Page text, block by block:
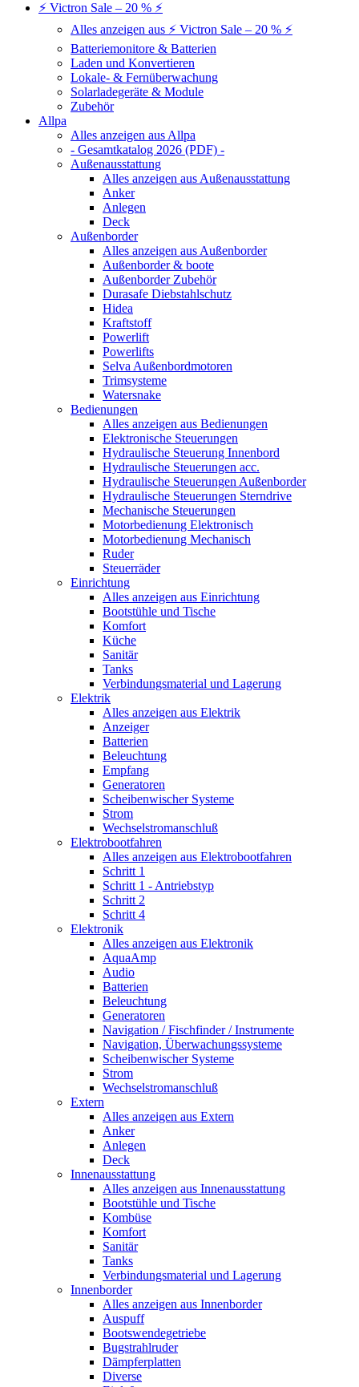
⚡ Victron Sale – 20 % ⚡
Alles anzeigen aus ⚡ Victron Sale – 20 % ⚡
Batteriemonitore & Batterien
Laden und Konvertieren
Lokale- & Fernüberwachung
Solarladegeräte & Module
Zubehör
Allpa
Alles anzeigen aus Allpa
- Gesamtkatalog 2026 (PDF) -
Außenausstattung
Alles anzeigen aus Außenausstattung
Anker
Anlegen
Deck
Außenborder
Alles anzeigen aus Außenborder
Außenborder & boote
Außenborder Zubehör
Durasafe Diebstahlschutz
Hidea
Kraftstoff
Powerlift
Powerlifts
Selva Außenbordmotoren
Trimsysteme
Watersnake
Bedienungen
Alles anzeigen aus Bedienungen
Elektronische Steuerungen
Hydraulische Steuerung Innenbord
Hydraulische Steuerungen acc.
Hydraulische Steuerungen Außenborder
Hydraulische Steuerungen Sterndrive
Mechanische Steuerungen
Motorbedienung Elektronisch
Motorbedienung Mechanisch
Ruder
Steuerräder
Einrichtung
Alles anzeigen aus Einrichtung
Bootstühle und Tische
Komfort
Küche
Sanitär
Tanks
Verbindungsmaterial und Lagerung
Elektrik
Alles anzeigen aus Elektrik
Anzeiger
Batterien
Beleuchtung
Empfang
Generatoren
Scheibenwischer Systeme
Strom
Wechselstromanschluß
Elektrobootfahren
Alles anzeigen aus Elektrobootfahren
Schritt 1
Schritt 1 - Antriebstyp
Schritt 2
Schritt 4
Elektronik
Alles anzeigen aus Elektronik
AquaAmp
Audio
Batterien
Beleuchtung
Generatoren
Navigation / Fischfinder / Instrumente
Navigation, Überwachungssysteme
Scheibenwischer Systeme
Strom
Wechselstromanschluß
Extern
Alles anzeigen aus Extern
Anker
Anlegen
Deck
Innenausstattung
Alles anzeigen aus Innenausstattung
Bootstühle und Tische
Kombüse
Komfort
Sanitär
Tanks
Verbindungsmaterial und Lagerung
Innenborder
Alles anzeigen aus Innenborder
Auspuff
Bootswendegetriebe
Bugstrahlruder
Dämpferplatten
Diverse